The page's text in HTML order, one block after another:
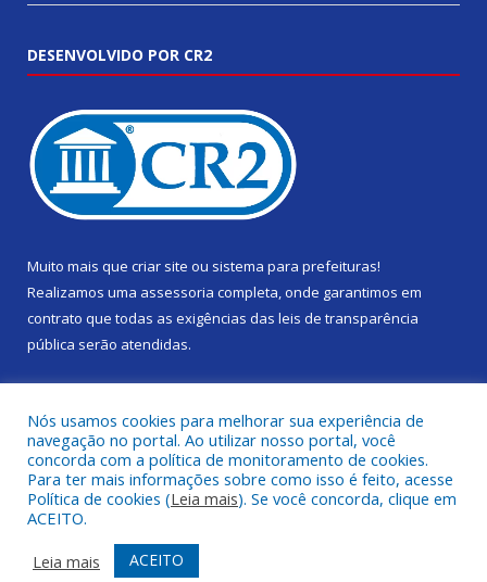
DESENVOLVIDO POR CR2
Muito mais que criar site ou sistema para prefeituras!
Realizamos uma assessoria completa, onde garantimos em
contrato que todas as exigências das leis de transparência
pública serão atendidas.
Todos os direitos reservados a Câmara Municipal de Gurupá.
Mapa do Site
Acessar Área Administrativa
Nós usamos cookies para melhorar sua experiência de
navegação no portal. Ao utilizar nosso portal, você
concorda com a política de monitoramento de cookies.
Para ter mais informações sobre como isso é feito, acesse
Política de cookies (Leia mais). Se você concorda, clique em
ACEITO.
Leia mais
ACEITO